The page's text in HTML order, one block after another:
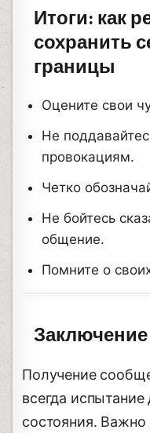
Итоги: как
сохранить
границы
Оцените свои
Не
провокациям.
Четко
Не бойтесь
общение.
Помните о
Заключение
Получение
всегда
состояния.